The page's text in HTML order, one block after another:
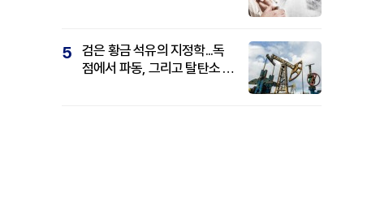
5
검은 황금 석유의 지정학...독
점에서 파동, 그리고 탈탄소 패